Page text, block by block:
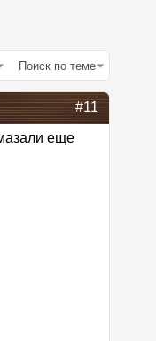
Поиск по теме
#11
еще